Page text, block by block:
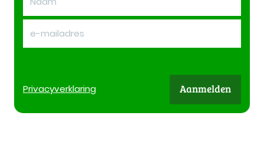
Privacyverklaring Aanmelden